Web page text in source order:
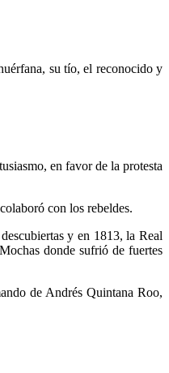
su tío, el reconocido y
en favor de la protesta
con los rebeldes.
y en 1813, la Real
donde sufrió de fuertes
de Andrés Quintana Roo,